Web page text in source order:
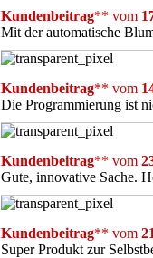
Kundenbeitrag** vom
Mit der automatische
Kundenbeitrag** vom
Die Programmierung ist
Kundenbeitrag** vom
Gute, innovative Sache.
Kundenbeitrag** vom
Super Produkt zur